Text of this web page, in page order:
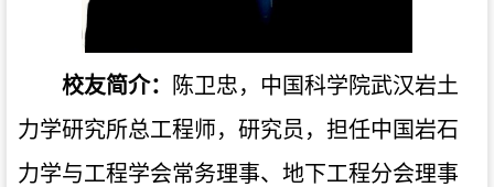
校友简介：
陈卫忠，中国科学院武汉岩土
力学研究所总工程师，研究员，担任中国岩石
力学与工程学会常务理事、地下工程分会理事